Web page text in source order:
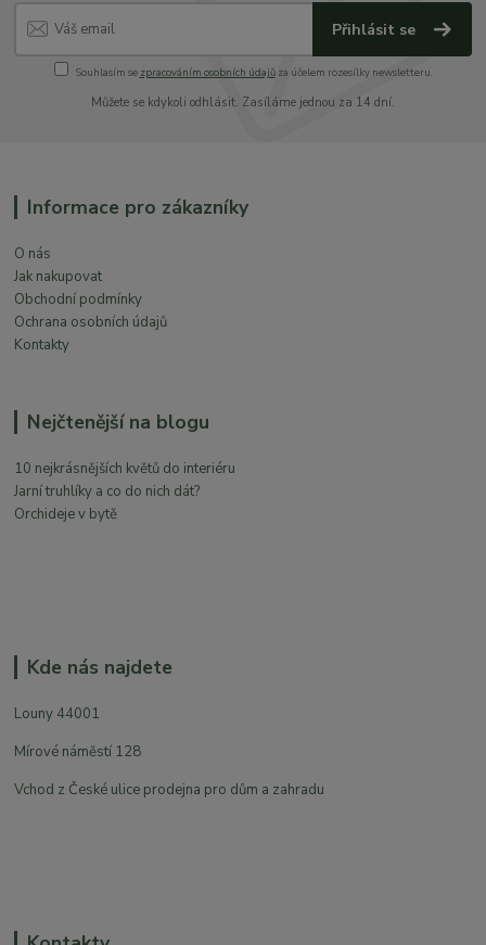
Přihlásit se
Souhlasím se zpracováním osobních údajůza účelem rozesílky newsletteru.
Můžete se kdykoli odhlásit. Zasíláme jednou za 14 dní.
Informace pro zákazníky
O nás
Jak nakupovat
Obchodní podmínky
Ochrana osobních údajů
Kontakty
Nejčtenější na blogu
10 nejkrásnějších květů do interiéru
Jarní truhlíky a co do nich dát?
Orchideje v bytě
Kde nás najdete
Louny 44001
Mírové náměstí 128
Vchod z České ulice prodejna pro dům a zahradu